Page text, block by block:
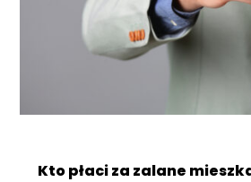
Kto płaci za zalane